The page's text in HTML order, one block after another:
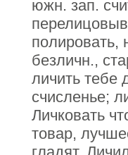
южн. зап.
полировать,
безличн.,
личить тебе
счисленье;
Личковать
товар,